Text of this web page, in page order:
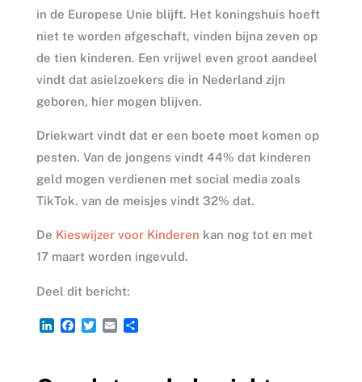
in de Europese Unie blijft. Het koningshuis hoeft
niet te worden afgeschaft, vinden bijna zeven op
de tien kinderen. Een vrijwel even groot aandeel
vindt dat asielzoekers die in Nederland zijn
geboren, hier mogen blijven.
Driekwart vindt dat er een boete moet komen op
pesten. Van de jongens vindt 44% dat kinderen
geld mogen verdienen met social media zoals
TikTok. van de meisjes vindt 32% dat.
De Kieswijzer voor Kinderen kan nog tot en met
17 maart worden ingevuld.
Deel dit bericht:
L
F
T
E
D